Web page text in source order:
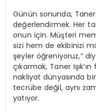
Günün sonunda, Taner
değerlendirmek. Her
onun için. Müşteri
sizi hem de ekibinizi
şeyler öğreniyoruz,”
çıkarmak, Taner
nakliyat dünyasında bir
tecrübe değil, aynı
yatıyor.